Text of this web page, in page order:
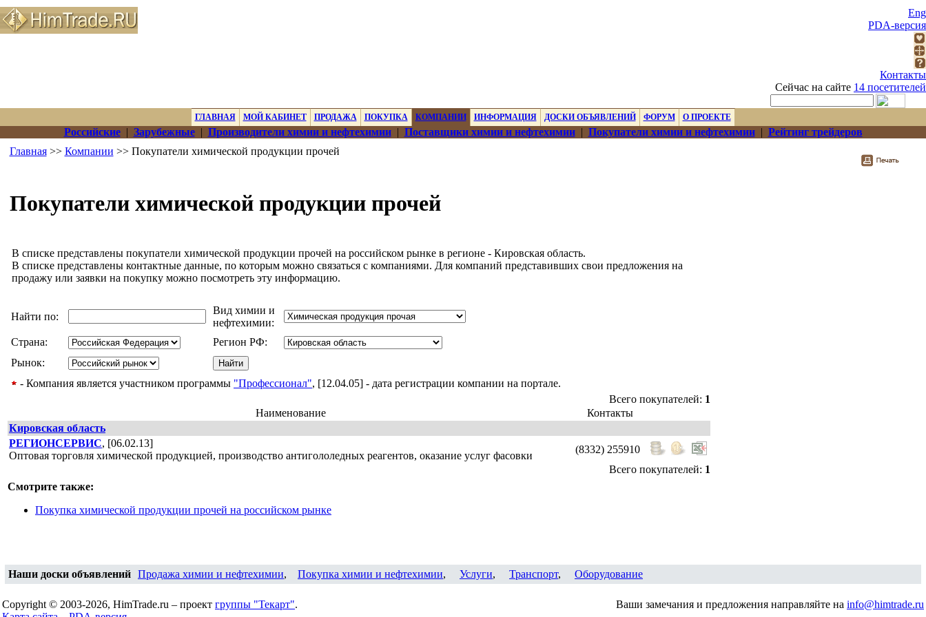
Eng
PDA-версия
Контакты
Сейчас на сайте 14 посетителей
ГЛАВНАЯ МОЙ КАБИНЕТ ПРОДАЖА ПОКУПКА КОМПАНИИ ИНФОРМАЦИЯ ДОСКИ ОБЪЯВЛЕНИЙ ФОРУМ О ПРОЕКТЕ
Российские| Зарубежные| Производители химии и нефтехимии| Поставщики химии и нефтехимии| Покупатели химии и нефтехимии| Рейтинг трейдеров
Главная>> Компании >> Покупатели химической продукции прочей
Покупатели химической продукции прочей
В списке представлены покупатели химической продукции прочей на российском рынке в регионе - Кировская область.
В списке представлены контактные данные, по которым можно связаться с компаниями. Для компаний представивших свои предложения на
продажу или заявки на покупку можно посмотреть эту информацию.
Найти по:
Вид химии и
нефтехимии:
Страна:
Регион РФ:
Рынок:
- Компания является участником программы "Профессионал", [12.04.05] - дата регистрации компании на портале.
Всего покупателей: 1
Наименование
Контакты
Кировская область
РЕГИОНСЕРВИС, [06.02.13]
Оптовая торговля химической продукцией, производство антигололедных реагентов, оказание услуг фасовки
(8332) 255910
Всего покупателей: 1
Смотрите также:
Покупка химической продукции прочей на российском рынке
Наши доски объявлений Продажа химии и нефтехимии, Покупка химии и нефтехимии, Услуги, Транспорт, Оборудование
Copyright © 2003-2026, HimTrade.ru – проект группы "Текарт".
Ваши замечания и предложения направляйте на info@himtrade.ru